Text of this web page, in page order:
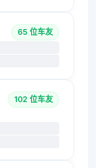
65 位车友
102 位车友